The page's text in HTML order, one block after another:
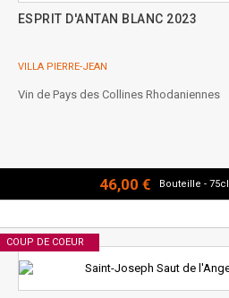
ESPRIT D'ANTAN BLANC 2023
VILLA PIERRE-JEAN
Vin de Pays des Collines Rhodaniennes
46,00 € Bouteille - 75cl
COUP DE COEUR